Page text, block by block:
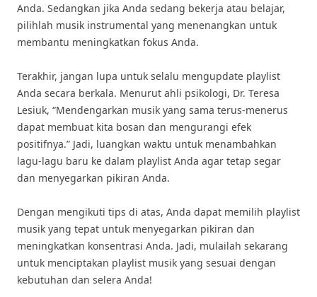
Anda. Sedangkan jika Anda sedang bekerja atau belajar,
pilihlah musik instrumental yang menenangkan untuk
membantu meningkatkan fokus Anda.
Terakhir, jangan lupa untuk selalu mengupdate playlist
Anda secara berkala. Menurut ahli psikologi, Dr. Teresa
Lesiuk, “Mendengarkan musik yang sama terus-menerus
dapat membuat kita bosan dan mengurangi efek
positifnya.” Jadi, luangkan waktu untuk menambahkan
lagu-lagu baru ke dalam playlist Anda agar tetap segar
dan menyegarkan pikiran Anda.
Dengan mengikuti tips di atas, Anda dapat memilih playlist
musik yang tepat untuk menyegarkan pikiran dan
meningkatkan konsentrasi Anda. Jadi, mulailah sekarang
untuk menciptakan playlist musik yang sesuai dengan
kebutuhan dan selera Anda!